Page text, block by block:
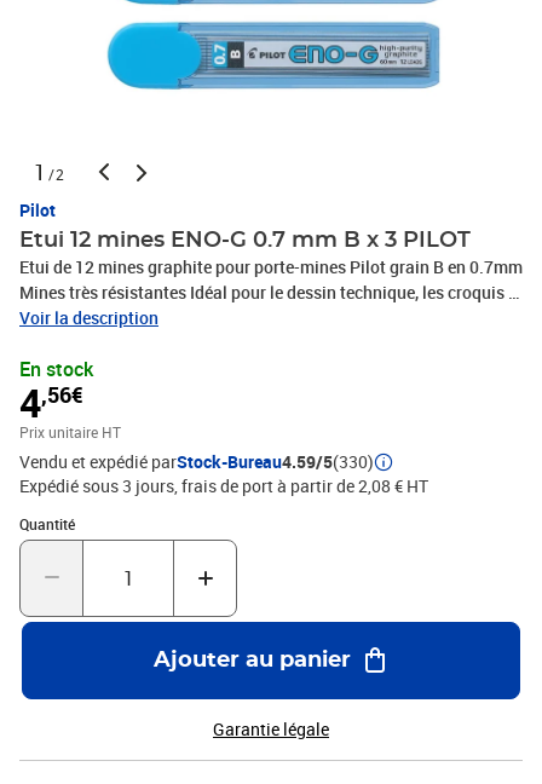
1 /2
Pilot
Etui 12 mines ENO-G 0.7 mm B x 3 PILOT
Etui de 12 mines graphite pour porte-mines Pilot grain B en 0.7mm
Mines très résistantes Idéal pour le dessin technique, les croquis et
esquisses Les mines ENO de Pilot sont spécialement adaptées aux
utiliser pour recharger un porte-mines d'une autre marque Les
mines sont conditionnées dans une boite en plastique avec
capuchon afin de les protéger
Voir la description
En stock
4,56€
Prix unitaire HT
Vendu et expédié parStock-Bureau4.59/5(330)
Expédié sous 3 jours, frais de port à partir de 2,08 € HT
Quantité
Quantité : 1
Ajouter au panier
Garantie légale